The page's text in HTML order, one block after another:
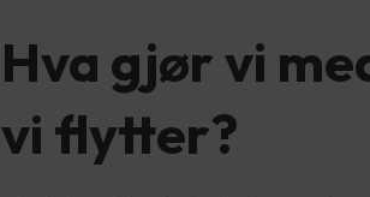
Hva gjør vi
vi flytter?